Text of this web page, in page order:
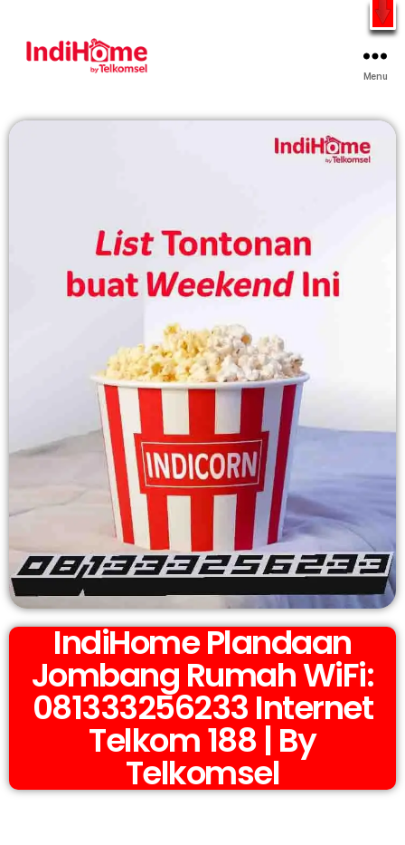
Gratis Pasang Dengan Bayar PDD2 | WiFi 200Rb an By
Menu
IndiHome Plandaan
Jombang Rumah WiFi:
081333256233 Internet
Telkom 188 | By
Telkomsel